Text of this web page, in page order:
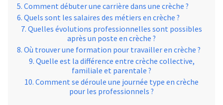
Comment débuter une carrière dans une crèche ?
Quels sont les salaires des métiers en crèche ?
Quelles évolutions professionnelles sont possibles
après un poste en crèche ?
Où trouver une formation pour travailler en crèche ?
Quelle est la différence entre crèche collective,
familiale et parentale ?
Comment se déroule une journée type en crèche
pour les professionnels ?